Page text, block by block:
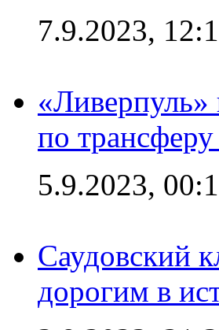
7.9.2023,
по
5.9.2023,
Саудовский
дорогим в